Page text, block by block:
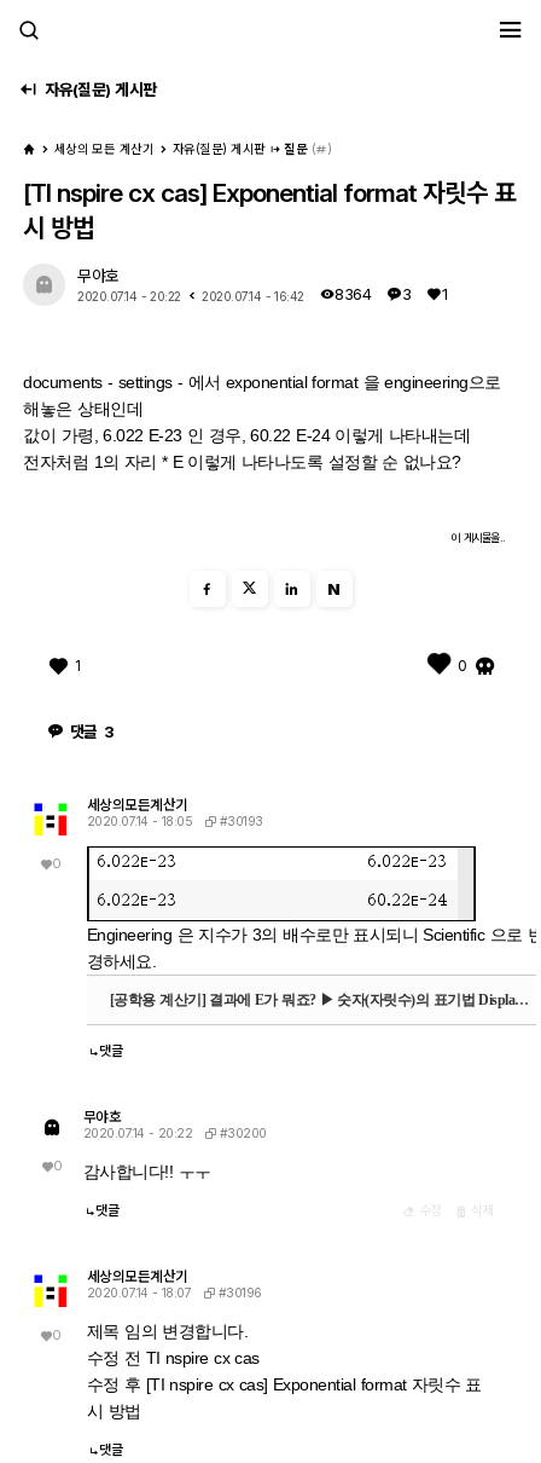
자유(질문) 게시판
세상의 모든 계산기 자유(질문) 게시판 질문 ( )
[TI nspire cx cas] Exponential format 자릿수 표
시 방법
무야호
2020.07.14 - 20:22 2020.07.14 - 16:42 8364 3 1
documents - settings - 에서 exponential format 을 engineering으로
해놓은 상태인데
값이 가령, 6.022 E-23 인 경우, 60.22 E-24 이렇게 나타내는데
전자처럼 1의 자리 * E 이렇게 나타나도록 설정할 순 없나요?
이 게시물을..
N
1 0
댓글 3
0
세상의모든계산기
2020.07.14 - 18:05 #30193
Engineering 은 지수가 3의 배수로만 표시되니 Scientific 으로
경하세요.
[공학용 계산기] 결과에 E가 뭐죠? ▶ 숫자(자릿수)의 표기법 Display Digits
댓글
0
무야호
2020.07.14 - 20:22 #30200
감사합니다!! ㅜㅜ
댓글 수정 삭제
0
세상의모든계산기
2020.07.14 - 18:07 #30196
제목 임의 변경합니다.
수정 전 TI nspire cx cas
수정 후 [TI nspire cx cas] Exponential format 자릿수 표
시 방법
댓글